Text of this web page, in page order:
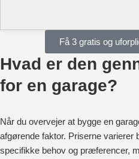
Få 3 gratis og
Hvad er den
for en garage?
Når du overvejer at bygge en
afgørende faktor. Priserne varierer
specifikke behov og præferencer,